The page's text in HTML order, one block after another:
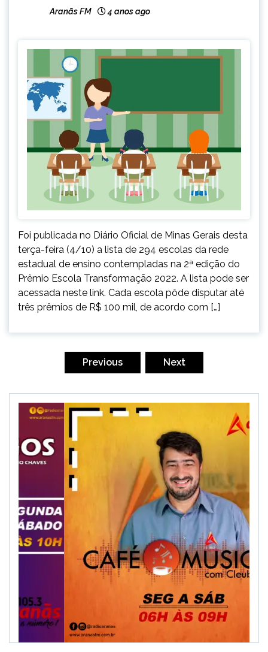
Aranãs FM 4 anos ago
Foi publicada no Diário Oficial de Minas Gerais desta
terça-feira (4/10) a lista de 294 escolas da rede
estadual de ensino contempladas na 2ª edição do
Prêmio Escola Transformação 2022. A lista pode ser
acessada neste link. Cada escola pôde disputar até
três prêmios de R$ 100 mil, de acordo com […]
Previous Next